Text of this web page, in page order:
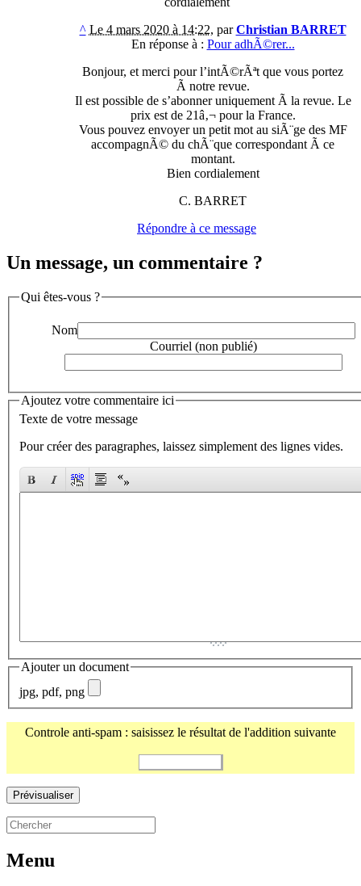
^ Le 4 mars 2020 à 14:22, parChristian BARRET
En réponse à : Pour adhÃ©rer...
Bonjour, et merci pour l’intÃ©rÃªt que vous portez
Ã notre revue.
Il est possible de s’abonner uniquement Ã la revue. Le
prix est de 21â‚¬ pour la France.
Vous pouvez envoyer un petit mot au siÃ¨ge des MF
accompagnÃ© du chÃ¨que correspondant Ã ce
montant.
Bien cordialement
C. BARRET
Répondre à ce message
Un message, un commentaire ?
Qui êtes-vous ?
Nom
Courriel (non publié)
Ajoutez votre commentaire ici
Texte de votre message
Pour créer des paragraphes, laissez simplement des lignes vides.
Ajouter un document
jpg, pdf, png
Controle anti-spam : saisissez le résultat de l'addition suivante
Menu